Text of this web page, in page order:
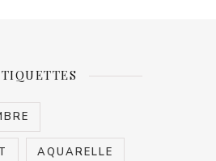
AQUARELLE